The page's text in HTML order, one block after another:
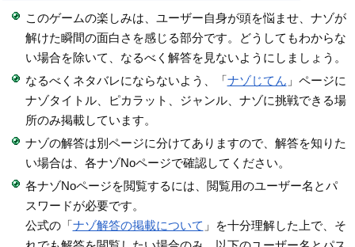
このゲームの楽しみは、ユーザー自身が頭を悩ませ、ナゾが
解けた瞬間の面白さを感じる部分です。どうしてもわからな
い場合を除いて、なるべく解答を見ないようにしましょう。
なるべくネタバレにならないよう、「ナゾじてん 」ページに
ナゾタイトル、ピカラット、ジャンル、ナゾに挑戦できる場
所のみ掲載しています。
ナゾの解答は別ページに分けてありますので、解答を知りた
い場合は、各ナゾNoページで確認してください。
各ナゾNoページを閲覧するには、閲覧用のユーザー名とパ
スワードが必要です。
公式の「ナゾ解答の掲載について 」を十分理解した上で、そ